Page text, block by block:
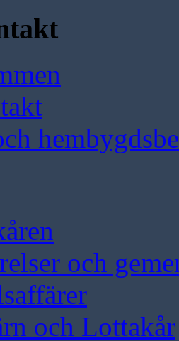
och
och Lottakår